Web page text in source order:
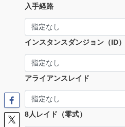
入手経路
インスタンスダンジョン（ID）
アライアンスレイド
8人レイド（零式）